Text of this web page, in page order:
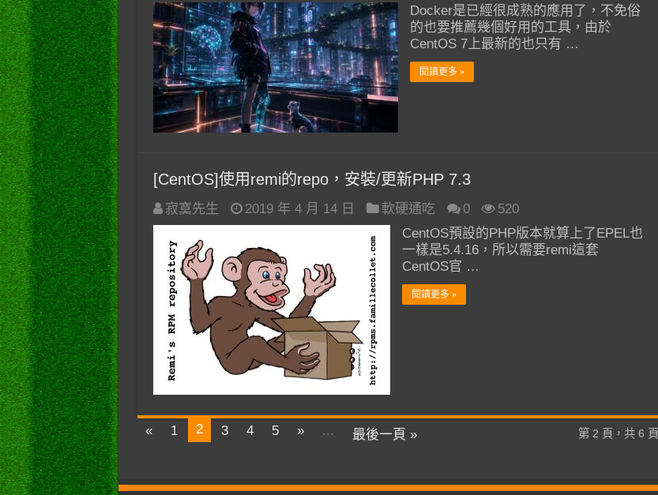
Docker是已經很成熟的應用了，不免俗
的也要推薦幾個好用的工具，由於
CentOS 7上最新的也只有 …
閱讀更多 »
[CentOS]使用remi的repo，安裝/更新PHP 7.3
寂寞先生 2019 年 4 月 14 日 軟硬通吃 0
520
CentOS預設的PHP版本就算上了EPEL也
一樣是5.4.16，所以需要remi這套
CentOS官 …
閱讀更多 »
第 2 頁，共 6 頁
« 1 2 3 4 5 » ... 最後一頁 »